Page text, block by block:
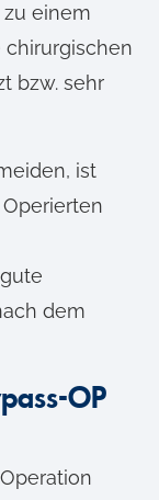
einem
bzw. sehr
ist
dem
OP